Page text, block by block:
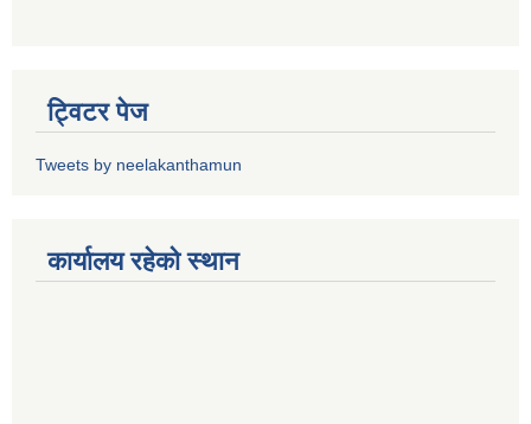
ट्विटर पेज
Tweets by neelakanthamun
कार्यालय रहेको स्थान